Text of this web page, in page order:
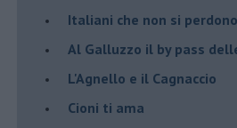
Italiani che non si
Al Galluzzo il by pass
L'Agnello e il Cagnaccio
Cioni ti ama